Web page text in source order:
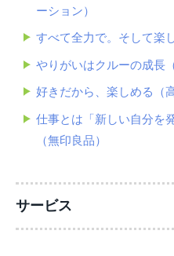
ーション）
すべて全力で。そして楽
やりがいはクルーの成長
好きだから、楽しめる（
仕事とは「新しい自分を
（無印良品）
サービス